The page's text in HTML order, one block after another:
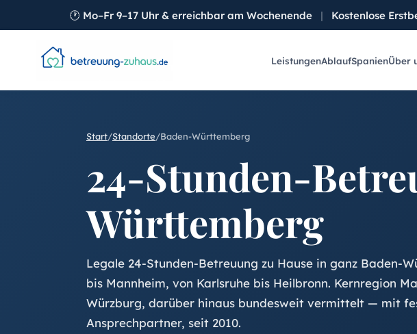
🕐 Mo–Fr 9–17 Uhr & erreichbar am Wochenende | Kostenlose
LeistungenAblaufSpanienÜber
Start/Standorte/Baden-Württemberg
24-Stunden-
Württemberg
Legale 24-Stunden-Betreuung zu Hause in ganz
bis Mannheim, von Karlsruhe bis Heilbronn. Kernregion
Würzburg, darüber hinaus bundesweit vermittelt — mit
Ansprechpartner, seit 2010.